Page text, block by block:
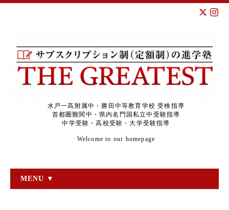
水戸一高附属中・勝田中等教育学校 受検指導
首都圏難関中・県内名門国私立中受験指導
中学受験・高校受験・大学受験指導
Welcome to our homepage
MENU ▼